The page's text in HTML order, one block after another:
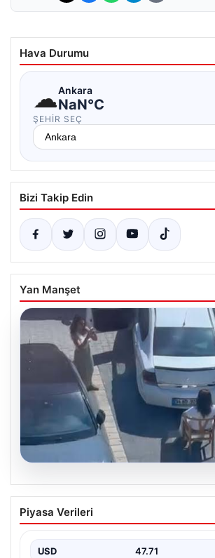
Hava Durumu
☁Ankara
NaN°C
ŞEHIR SEÇ
Bizi Takip Edin
Yan Manşet
05.08.2026
Yalova’da Kafenin Önünde
Komik ve Gergin Anlara Sahne
Mahallesi Ufuk Sokak'ta bulunan bir
Piyasa Verileri
USD 47.71